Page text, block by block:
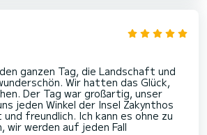
ganzen Tag, die Landschaft und
Wir hatten das Glück,
Der Tag war großartig, unser
jeden Winkel der Insel Zakynthos
freundlich. Ich kann es ohne zu
wir werden auf jeden Fall